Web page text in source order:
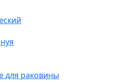
для раковины